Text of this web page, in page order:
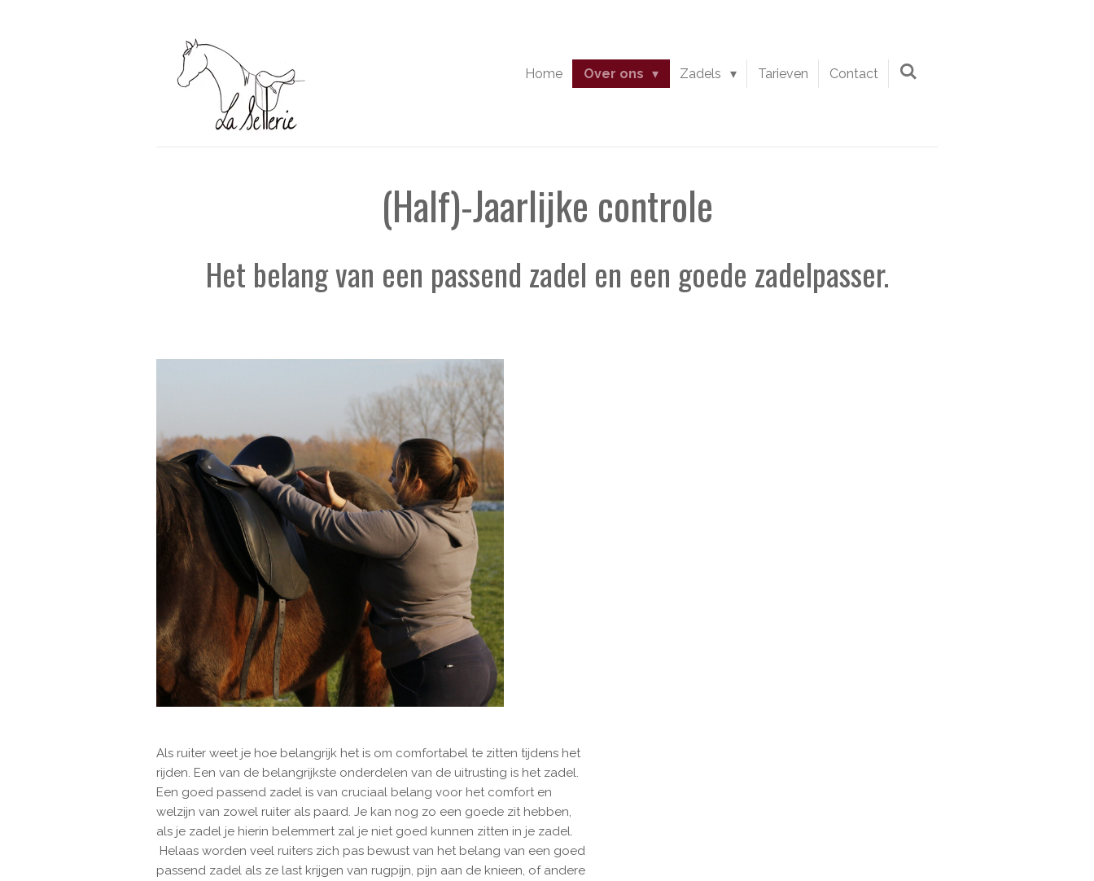
Home Over ons Zadels Tarieven Contact
(Half)-Jaarlijke controle
Het belang van een passend zadel en een goede zadelpasser.
Als ruiter weet je hoe belangrijk het is om comfortabel te zitten tijdens het
rijden. Een van de belangrijkste onderdelen van de uitrusting is het zadel.
Een goed passend zadel is van cruciaal belang voor het comfort en
welzijn van zowel ruiter als paard. Je kan nog zo een goede zit hebben,
als je zadel je hierin belemmert zal je niet goed kunnen zitten in je zadel.
Helaas worden veel ruiters zich pas bewust van het belang van een goed
passend zadel als ze last krijgen van rugpijn, pijn aan de knieen, of andere